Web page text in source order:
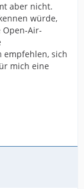
aber nicht.
würde,
Air-
empfehlen, sich
mich eine